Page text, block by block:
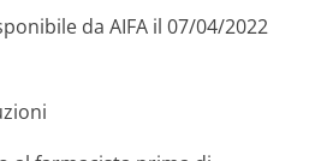
da AIFA il 07/04/2022